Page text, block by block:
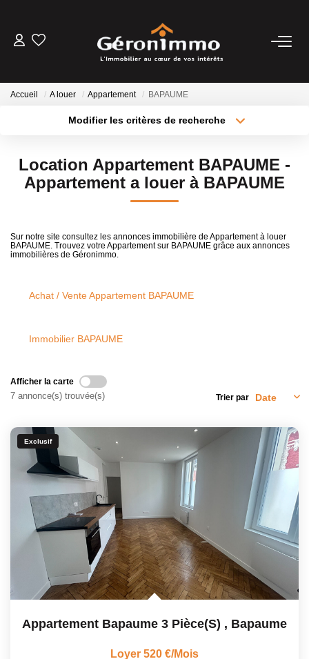
NOTRE AGENCE
Accueil A louer Appartement BAPAUME
Modifier les critères de recherche
Sélectionnez...
Type de bien
Surface min
Créer une alerte
Location Appartement BAPAUME -
Appartement a louer à BAPAUME
Sur notre site consultez les annonces immobilière de Appartement à louer
BAPAUME. Trouvez votre Appartement sur BAPAUME grâce aux annonces
immobilières de Géronimmo.
Achat / Vente Appartement BAPAUME
Immobilier BAPAUME
Afficher la carte
7 annonce(s) trouvée(s) Trier par
Exclusif
Appartement Bapaume 3 Pièce(s) , Bapaume
Loyer 520 €/mois